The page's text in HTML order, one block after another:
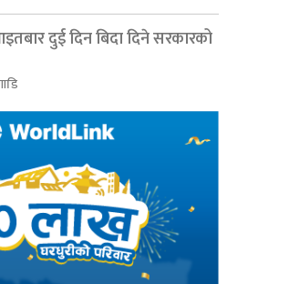
दुई दिन बिदा दिने सरकारको